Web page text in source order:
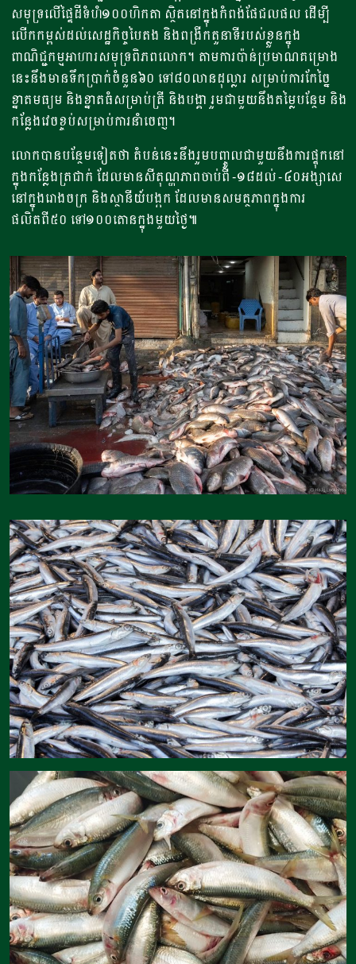
សមុទ្រលើផ្ទៃដីទំហំ១០០ហិកតា ស្ថិតនៅក្នុងកំពង់ផែជលផល ដើម្បី
លើកកម្ពស់ដល់សេដ្ឋកិច្ចបៃតង និងពង្រីកតួនាទីរបស់ខ្លួនក្នុង
ពាណិជ្ជកម្មអាហារសមុទ្រពិភពលោក។ តាមការប៉ាន់ប្រមាណ​គម្រោង
នេះនឹងមានទឹកប្រាក់ចំនួន៦០ ទៅ៨០លានដុល្លារ សម្រាប់ការកែច្នៃ
ខ្នាតមធ្យម និងខ្នាតធំសម្រាប់ត្រី និងបង្គា​ រួមជាមួយនឹងតម្លៃបន្ថែម និង
កន្លែងវេចខ្ចប់សម្រាប់ការនាំចេញ។
លោកបានបន្ថែមទៀតថា តំបន់នេះនឹងរួមបញ្ចូលជាមួយនឹងការផ្ទុកនៅ
ក្នុងកន្លែងត្រជាក់ ដែលមានសីតុណ្ហភាពចាប់ពី -១៨ដល់ -៤០អង្សាសេ
នៅក្នុងរោងចក្រ​ និងស្ថានីយ៍បង្កក ដែលមានសមត្ថភាពក្នុងការ
ផលិតពី៥០ ទៅ១០០តោន​ក្នុងមួយថ្ងៃ៕